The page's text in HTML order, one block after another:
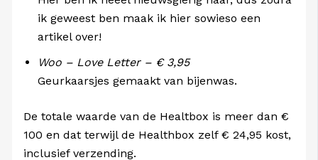
ik geweest ben maak ik hier sowieso een
artikel over!
Woo – Love Letter – € 3,95
Geurkaarsjes gemaakt van bijenwas.
De totale waarde van de Healtbox is meer dan €
100 en dat terwijl de Healthbox zelf € 24,95 kost,
inclusief verzending.